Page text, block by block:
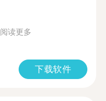
阅读更多
下载软件